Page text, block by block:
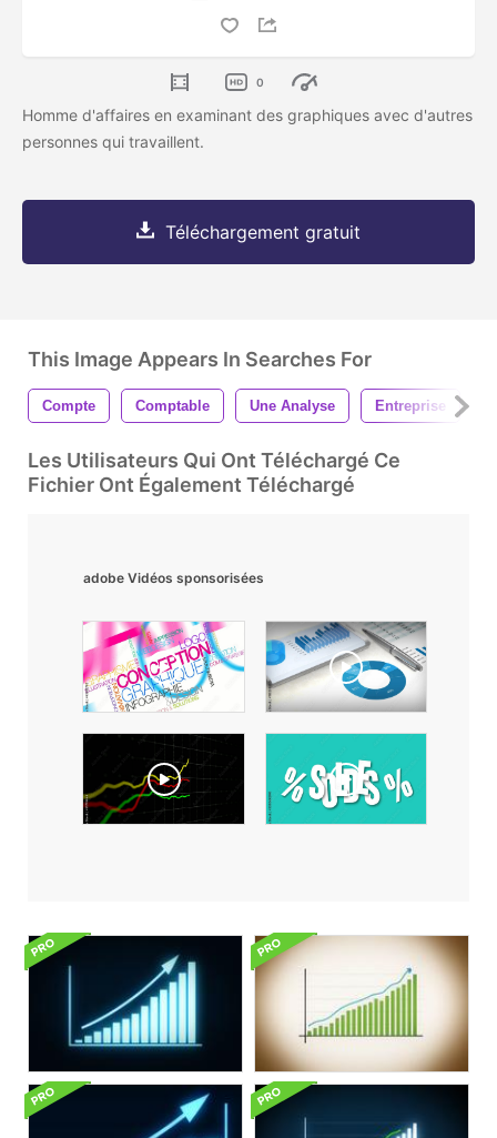
0
Homme d'affaires en examinant des graphiques avec d'autres
personnes qui travaillent.
Téléchargement gratuit
This Image Appears In Searches For
Compte Comptable Une Analyse Entreprise
Les Utilisateurs Qui Ont Téléchargé Ce
Fichier Ont Également Téléchargé
adobe Vidéos sponsorisées